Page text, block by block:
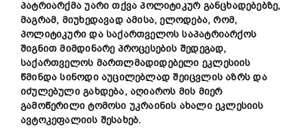
პატრიარქმა უარი თქვა პოლიტიკურ განცხადებებზე,
მაგრამ, მიუხედავად ამისა,ელოდება,რომ,
პოლიტიკური და საქართველოს საპატრიარქოს
შიგნით მიმდინარე პროცესების შედეგად,
საქართველოს მართლმადიდებელი ეკლესიის
წმინდა სინოდი აუცილებლად შეიცვლის აზრს და
იძულებული გახდება, აღიაროს მის მიერ
გამოწერილი ტომოსი უკრაინის ახალი ეკლესიის
ავტოკეფალიის შესახებ.